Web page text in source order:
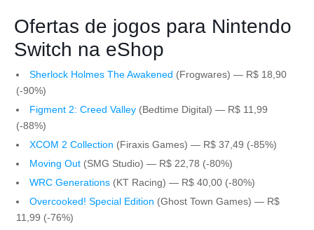
Ofertas de jogos para Nintendo
Switch na eShop
Sherlock Holmes The Awakened (Frogwares) — R$ 18,90
(-90%)
Figment 2: Creed Valley (Bedtime Digital) — R$ 11,99
(-88%)
XCOM 2 Collection (Firaxis Games) — R$ 37,49 (-85%)
Moving Out (SMG Studio) — R$ 22,78 (-80%)
WRC Generations (KT Racing) — R$ 40,00 (-80%)
Overcooked! Special Edition (Ghost Town Games) — R$
11,99 (-76%)